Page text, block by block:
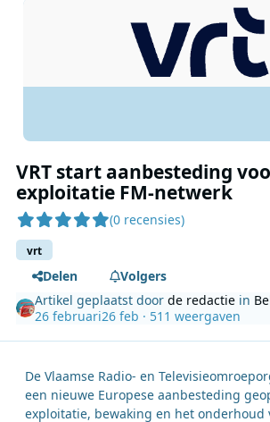
VRT start aanbesteding
exploitatie FM-netwerk
(0 recensies)
vrt
Delen
Volgers
Artikel geplaatst doorde redactie in
26 februari26 feb · 511 weergaven
De Vlaamse Radio‑ en
een nieuwe Europese aanbesteding
exploitatie, bewaking en het onderhoud